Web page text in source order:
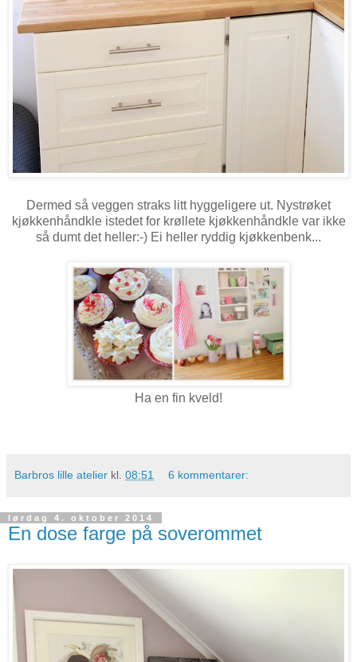
Dermed så veggen straks litt hyggeligere ut. Nystrøket
kjøkkenhåndkle istedet for krøllete kjøkkenhåndkle var ikke
så dumt det heller:-) Ei heller ryddig kjøkkenbenk...
Ha en fin kveld!
Barbros lille atelier kl. 08:51 6 kommentarer:
lørdag 4. oktober 2014
En dose farge på soverommet